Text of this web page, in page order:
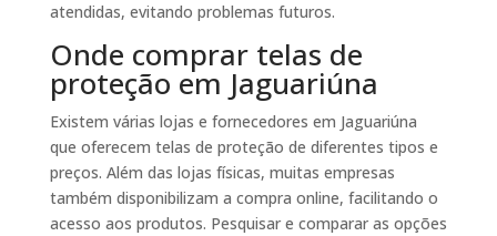
atendidas, evitando problemas futuros.
Onde comprar telas de
proteção em Jaguariúna
Existem várias lojas e fornecedores em Jaguariúna
que oferecem telas de proteção de diferentes tipos e
preços. Além das lojas físicas, muitas empresas
também disponibilizam a compra online, facilitando o
acesso aos produtos. Pesquisar e comparar as opções